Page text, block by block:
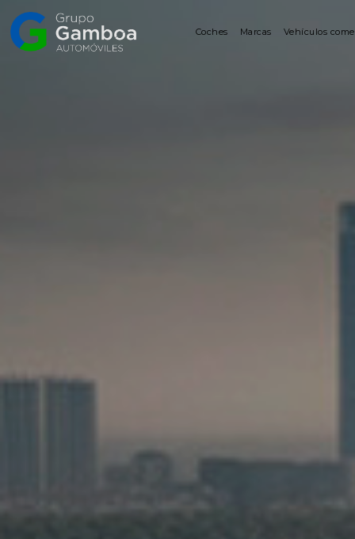
Coches Marcas Vehículos
Seguros